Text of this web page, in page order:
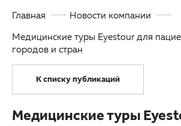
Партнерам
Закупки
Детская офтальмология
Оптика
Главная
Новости компании
Медицинские туры Eyestour для
городов и стран
К списку публикаций
Медицинские туры